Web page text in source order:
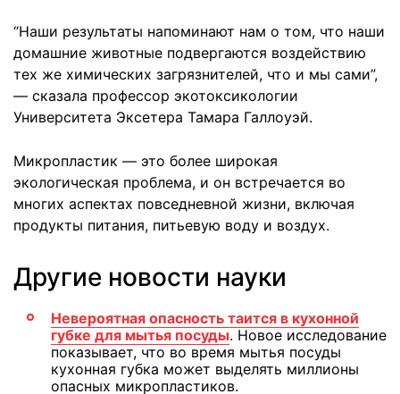
“Наши результаты напоминают нам о том, что наши
домашние животные подвергаются воздействию
тех же химических загрязнителей, что и мы сами”,
— сказала профессор экотоксикологии
Университета Эксетера Тамара Галлоуэй.
Микропластик — это более широкая
экологическая проблема, и он встречается во
многих аспектах повседневной жизни, включая
продукты питания, питьевую воду и воздух.
Другие новости науки
Невероятная опасность таится в кухонной
губке для мытья посуды. Новое исследование
показывает, что во время мытья посуды
кухонная губка может выделять миллионы
опасных микропластиков.